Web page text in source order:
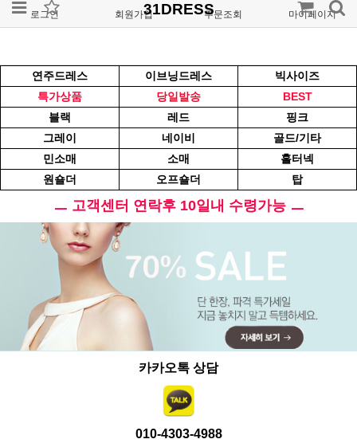
로그인 회원가입 주문조회 마이페이지
31DRESS
연주드레스 이브닝드레스
빅사이즈
특가상품
당일발송
BEST
블랙
레드
핑크
그레이
네이비
골드/기타
민소매
소매
홀터넥
원숄더
오프숄더 탑
ㅡ 고객센터 연락후 10일내 수령가능 ㅡ
카카오톡 상담
010-4303-4988